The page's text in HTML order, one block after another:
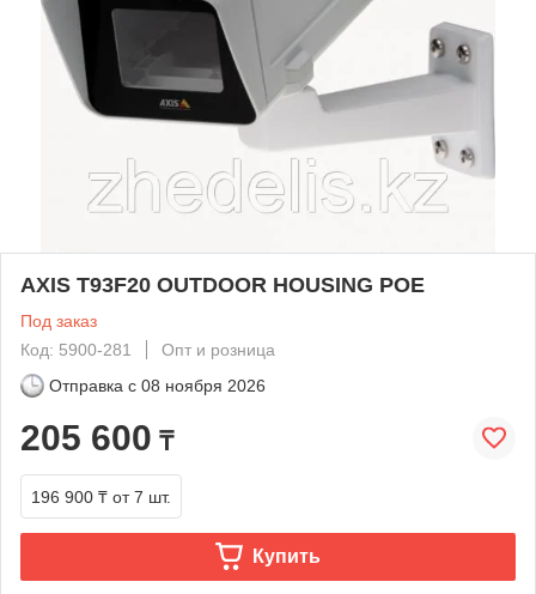
AXIS T93F20 OUTDOOR HOUSING POE
Под заказ
Код: 5900-281
Опт и розница
Отправка с 08 ноября 2026
205 600 ₸
196 900 ₸ от 7 шт.
Купить